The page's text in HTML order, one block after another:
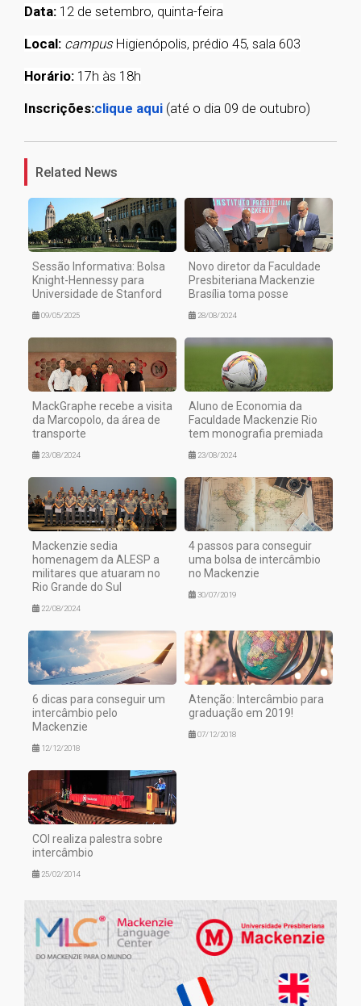
Data: 12 de setembro, quinta-feira
Local: campusHigienópolis, prédio 45, sala 603
Horário: 17h às 18h
Inscrições:clique aqui (até o dia 09 de outubro)
1
Related News
Sessão Informativa: Bolsa
Knight-Hennessy para
Universidade de Stanford
09/05/2025
Novo diretor da Faculdade
Presbiteriana Mackenzie
Brasília toma posse
28/08/2024
MackGraphe recebe a visita
da Marcopolo, da área de
transporte
23/08/2024
Aluno de Economia da
Faculdade Mackenzie Rio
tem monografia premiada
23/08/2024
Mackenzie sedia
homenagem da ALESP a
militares que atuaram no
Rio Grande do Sul
22/08/2024
4 passos para conseguir
uma bolsa de intercâmbio
no Mackenzie
30/07/2019
6 dicas para conseguir um
intercâmbio pelo
Mackenzie
12/12/2018
Atenção: Intercâmbio para
graduação em 2019!
07/12/2018
COI realiza palestra sobre
intercâmbio
25/02/2014